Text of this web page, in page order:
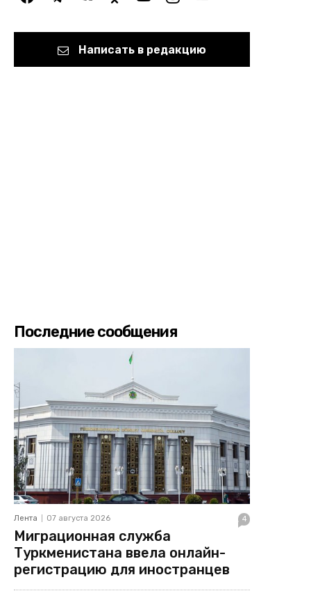
Написать в редакцию
Последние сообщения
Лента 07 августа 2026 4
Миграционная служба
Туркменистана ввела онлайн-
регистрацию для иностранцев